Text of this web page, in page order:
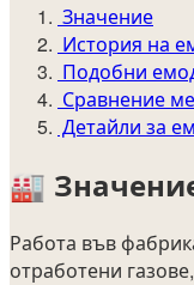
Значение
История на
Подобни
Сравнение
Детайли за
🏭
Работа във
отработени